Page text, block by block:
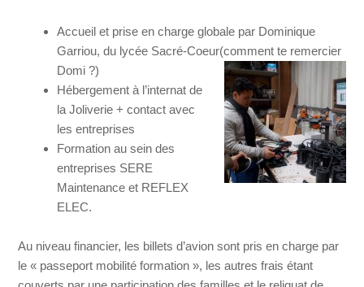
Accueil et prise en charge globale par Dominique
Garriou, du lycée Sacré-Coeur(comment te remercier
Domi ?)
Hébergement à l’internat de
la Joliverie + contact avec
les entreprises
Formation au sein des
entreprises SERE
Maintenance et REFLEX
ELEC.
Au niveau financier, les billets d’avion sont pris en charge par
le « passeport mobilité formation », les autres frais étant